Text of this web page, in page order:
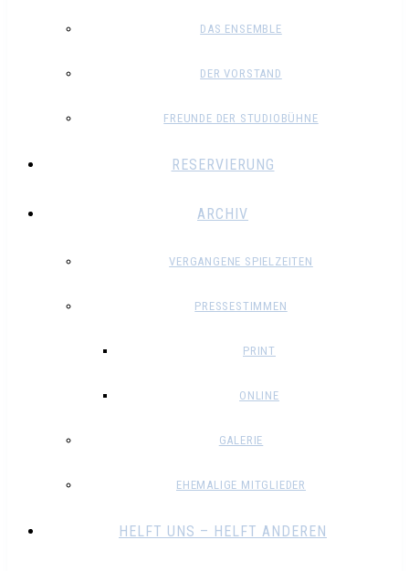
DAS ENSEMBLE
DER VORSTAND
FREUNDE DER STUDIOBÜHNE
RESERVIERUNG
ARCHIV
VERGANGENE SPIELZEITEN
PRESSESTIMMEN
PRINT
ONLINE
GALERIE
EHEMALIGE MITGLIEDER
HELFT UNS – HELFT ANDEREN